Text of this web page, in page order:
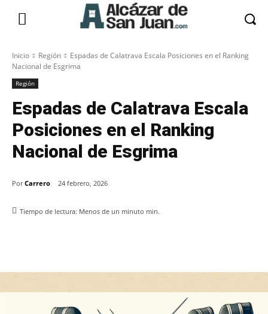
Inicio Región
Espadas de Calatrava Escala Posiciones en el Ranking
Nacional de Esgrima
Región
Espadas de Calatrava Escala
Posiciones en el Ranking
Nacional de Esgrima
Por Carrero 24 febrero, 2026
Tiempo de lectura: Menos de un minuto min.